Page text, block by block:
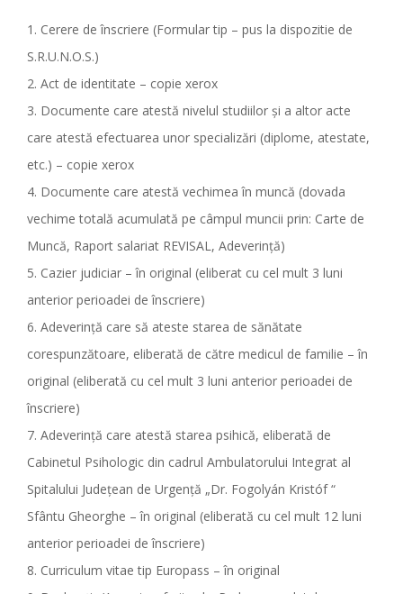
1. Cerere de înscriere (Formular tip – pus la dispozitie de
S.R.U.N.O.S.)
2. Act de identitate – copie xerox
3. Documente care atestă nivelul studiilor şi a altor acte
care atestă efectuarea unor specializări (diplome, atestate,
etc.) – copie xerox
4. Documente care atestă vechimea în muncă (dovada
vechime totală acumulată pe câmpul muncii prin: Carte de
Muncă, Raport salariat REVISAL, Adeverinţă)
5. Cazier judiciar – în original (eliberat cu cel mult 3 luni
anterior perioadei de înscriere)
6. Adeverinţă care să ateste starea de sănătate
corespunzătoare, eliberată de către medicul de familie – în
original (eliberată cu cel mult 3 luni anterior perioadei de
înscriere)
7. Adeverinţă care atestă starea psihică, eliberată de
Cabinetul Psihologic din cadrul Ambulatorului Integrat al
Spitalului Judeţean de Urgenţă „Dr. Fogolyán Kristóf “
Sfântu Gheorghe – în original (eliberată cu cel mult 12 luni
anterior perioadei de înscriere)
8. Curriculum vitae tip Europass – în original